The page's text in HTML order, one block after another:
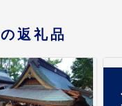
返礼品